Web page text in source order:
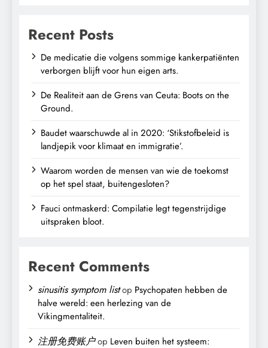
Recent Posts
De medicatie die volgens sommige kankerpatiënten
verborgen blijft voor hun eigen arts.
De Realiteit aan de Grens van Ceuta: Boots on the
Ground.
Baudet waarschuwde al in 2020: ‘Stikstofbeleid is
landjepik voor klimaat en immigratie’.
Waarom worden de mensen van wie de toekomst
op het spel staat, buitengesloten?
Fauci ontmaskerd: Compilatie legt tegenstrijdige
uitspraken bloot.
Recent Comments
sinusitis symptom listop Psychopaten hebben de
halve wereld: een herlezing van de
Vikingmentaliteit.
注册免费账户op Leven buiten het systeem: